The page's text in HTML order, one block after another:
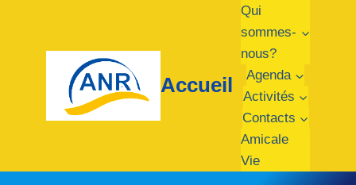
Accueil
Qui
sommes-
nous?
Agenda
Activités
Contacts
Amicale
Vie